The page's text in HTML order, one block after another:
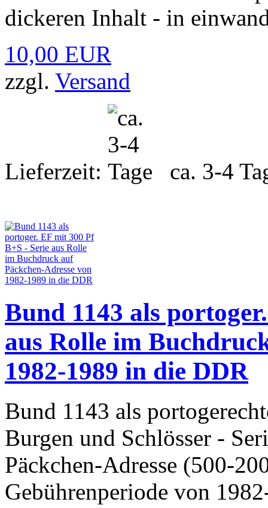
dickeren Inhalt - in
10,00 EUR
zzgl. Versand
Lieferzeit: ca. 3-4
Bund 1143 als
aus Rolle im
1982-1989 in die DDR
Bund 1143 als
Burgen und Schlösser -
Päckchen-Adresse (500-
Gebührenperiode von